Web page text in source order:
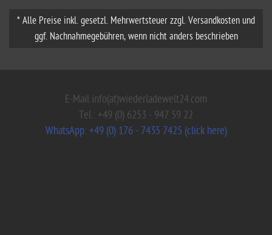
* Alle Preise inkl. gesetzl. Mehrwertsteuer zzgl. Versandkosten und
ggf. Nachnahmegebühren, wenn nicht anders beschrieben
E-Mail info(at)wiederladewelt24.com
Tel.: +49 (0) 6253 - 947 59 22
WhatsApp: +49 (0) 176 - 7435 7425 (click here)